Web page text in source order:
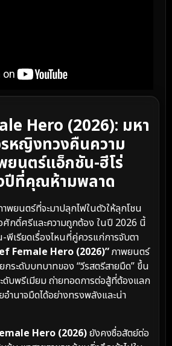
Hero (2026): มหา
หญิงทวงคืนความ
ยนตร์แอ็กชัน-ฮีโร่
ปีที่คุณห้ามพลาด
พยนตร์ที่จะมาปลุกไฟในตัวให้ลุกโชน
ศักดิ์ศรีและความถูกต้อง ในปี 2026 นี้
เรียดเรื่องไหนที่คู่ควรแก่การจับตา
Female Hero (2026)”ภาพยนตร์
ระดับบทบาทของ “วีรสตรีสายมืด” ขึ้น
ดับพรีเมียม ถ่ายทอดการต่อสู้ที่ต้องแลก
อำนาจมืดได้อย่างทรงพลังและน่า
Hero (2026)ยังคงซื่อสัตย์ต่อ